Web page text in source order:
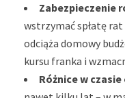
Zabezpieczenie
wstrzymać spłatę
odciąża domowy
kursu franka i
Różnice w